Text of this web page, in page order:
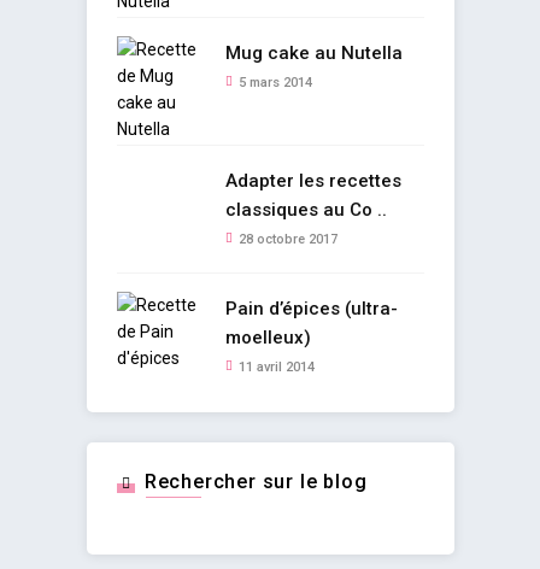
Mug cake au Nutella
5 mars 2014
Adapter les recettes
classiques au Co ..
28 octobre 2017
Pain d’épices (ultra-
moelleux)
11 avril 2014
Rechercher sur le blog